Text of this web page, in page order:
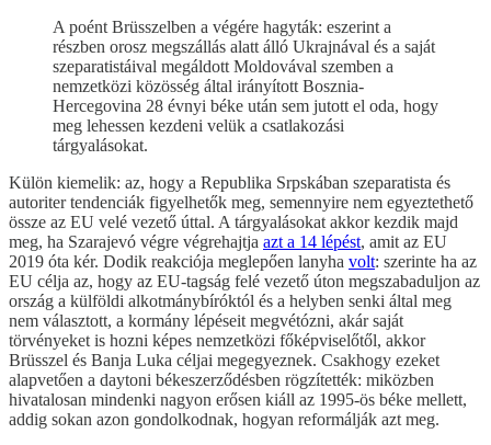
A poént Brüsszelben a végére hagyták: eszerint a
részben orosz megszállás alatt álló Ukrajnával és a saját
szeparatistáival megáldott Moldovával szemben a
nemzetközi közösség által irányított Bosznia-
Hercegovina 28 évnyi béke után sem jutott el oda, hogy
meg lehessen kezdeni velük a csatlakozási
tárgyalásokat.
Külön kiemelik: az, hogy a Republika Srpskában szeparatista és
autoriter tendenciák figyelhetők meg, semennyire nem egyeztethető
össze az EU velé vezető úttal. A tárgyalásokat akkor kezdik majd
meg, ha Szarajevó végre végrehajtja azt a 14 lépést, amit az EU
2019 óta kér. Dodik reakciója meglepően lanyha volt: szerinte ha az
EU célja az, hogy az EU-tagság felé vezető úton megszabaduljon az
ország a külföldi alkotmánybíróktól és a helyben senki által meg
nem választott, a kormány lépéseit megvétózni, akár saját
törvényeket is hozni képes nemzetközi főképviselőtől, akkor
Brüsszel és Banja Luka céljai megegyeznek. Csakhogy ezeket
alapvetően a daytoni békeszerződésben rögzítették: miközben
hivatalosan mindenki nagyon erősen kiáll az 1995-ös béke mellett,
addig sokan azon gondolkodnak, hogyan reformálják azt meg.